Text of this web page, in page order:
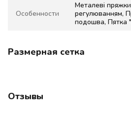
Особенности
Металеві
регулюванням,
подошва, Пятка
Размерная сетка
Отзывы